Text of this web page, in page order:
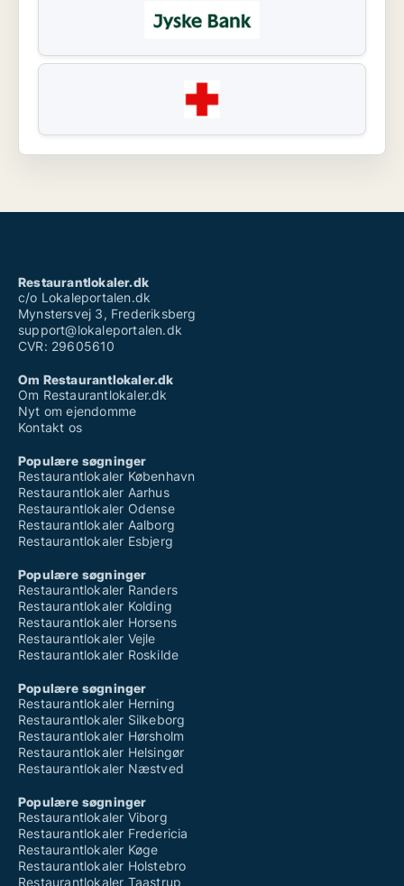
Restaurantlokaler.dk
c/o Lokaleportalen.dk
Mynstersvej 3, Frederiksberg
support@lokaleportalen.dk
CVR: 29605610
Om Restaurantlokaler.dk
Om Restaurantlokaler.dk
Nyt om ejendomme
Kontakt os
Populære søgninger
Restaurantlokaler København
Restaurantlokaler Aarhus
Restaurantlokaler Odense
Restaurantlokaler Aalborg
Restaurantlokaler Esbjerg
Populære søgninger
Restaurantlokaler Randers
Restaurantlokaler Kolding
Restaurantlokaler Horsens
Restaurantlokaler Vejle
Restaurantlokaler Roskilde
Populære søgninger
Restaurantlokaler Herning
Restaurantlokaler Silkeborg
Restaurantlokaler Hørsholm
Restaurantlokaler Helsingør
Restaurantlokaler Næstved
Populære søgninger
Restaurantlokaler Viborg
Restaurantlokaler Fredericia
Restaurantlokaler Køge
Restaurantlokaler Holstebro
Restaurantlokaler Taastrup